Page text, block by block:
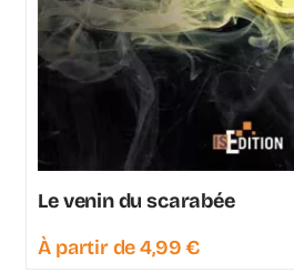
Le venin du scarabée
À partir de4,99€